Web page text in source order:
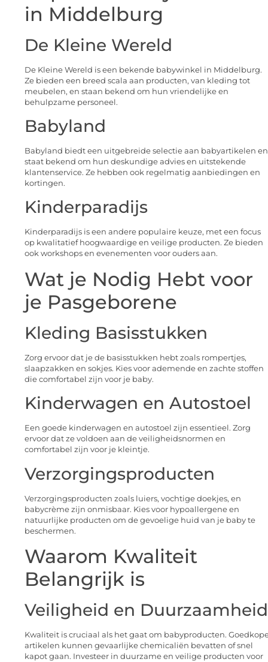
in Middelburg
De Kleine Wereld
De Kleine Wereld is een bekende babywinkel in Middelburg.
Ze bieden een breed scala aan producten, van kleding tot
meubelen, en staan bekend om hun vriendelijke en
behulpzame personeel.
Babyland
Babyland biedt een uitgebreide selectie aan babyartikelen en
staat bekend om hun deskundige advies en uitstekende
klantenservice. Ze hebben ook regelmatig aanbiedingen en
kortingen.
Kinderparadijs
Kinderparadijs is een andere populaire keuze, met een focus
op kwalitatief hoogwaardige en veilige producten. Ze bieden
ook workshops en evenementen voor ouders aan.
Wat je Nodig Hebt voor
je Pasgeborene
Kleding Basisstukken
Zorg ervoor dat je de basisstukken hebt zoals rompertjes,
slaapzakken en sokjes. Kies voor ademende en zachte stoffen
die comfortabel zijn voor je baby.
Kinderwagen en Autostoel
Een goede kinderwagen en autostoel zijn essentieel. Zorg
ervoor dat ze voldoen aan de veiligheidsnormen en
comfortabel zijn voor je kleintje.
Verzorgingsproducten
Verzorgingsproducten zoals luiers, vochtige doekjes, en
babycrème zijn onmisbaar. Kies voor hypoallergene en
natuurlijke producten om de gevoelige huid van je baby te
beschermen.
Waarom Kwaliteit
Belangrijk is
Veiligheid en Duurzaamheid
Kwaliteit is cruciaal als het gaat om babyproducten.
artikelen kunnen gevaarlijke chemicaliën bevatten of snel
kapot gaan. Investeer in duurzame en veilige producten voor